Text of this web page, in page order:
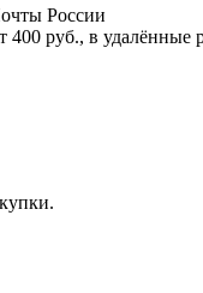
России
400 руб., в удалённые